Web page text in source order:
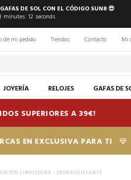
DE SOL CON EL CÓDIGO SUN8 😎
minutes 11 seconds
de mi pedido Tiendas Contacto Mi
JOYERÍA RELOJES GAFAS DE
SUPERIORES A 39€!
EN EXCLUSIVA PARA TI
LIMPIADORA - DESMAQUILLANTE